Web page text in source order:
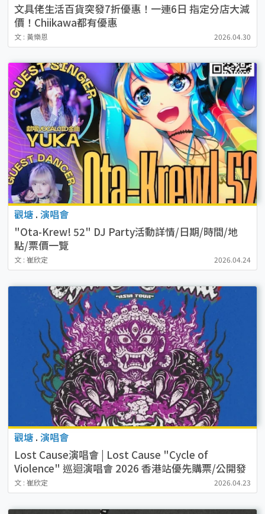
文具佬生活百貨突發7折優惠！一連6日 指定分店大減
價！Chiikawa都有優惠
文 : 黃樂恩 2026.04.30
觀塘 . 演唱會
"Ota-Krew! 52" DJ Party活動詳情/日期/時間/地
點/票價一覽
文 : 崔欣定 2026.04.24
觀塘 . 演唱會
Lost Cause演唱會 | Lost Cause "Cycle of
Violence" 巡迴演唱會 2026 香港站優先購票/公開發
售日期/票價/場地/座位表一覽
文 : 崔欣定 2026.04.23